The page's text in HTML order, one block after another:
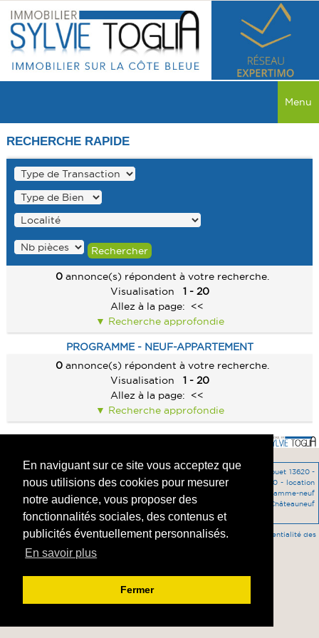
En naviguant sur ce site vous acceptez que
nous utilisions des cookies pour mesurer
notre audience, vous proposer des
fonctionnalités sociales, des contenus et
publicités éventuellement personnalisés.
En savoir plus
Fermer
Menu
ACCUEIL
VENTES
TOUTES LES VENTES
MAISON
APPARTEMENT
COMMERCE
LOCATIONS
MAISON
APPARTEMENT
MAISON
RECHERCHER
VENDRE UN BIEN
CONTACT
RECHERCHE RAPIDE
0 annonce(s) répondent à votre recherche.
Visualisation
1 - 20
Allez à la page: <<
Recherche approfondie
PROGRAMME - NEUF-APPARTEMENT
0 annonce(s) répondent à votre recherche.
Visualisation
1 - 20
Allez à la page: <<
Recherche approfondie
vente Maison Rocquebrune-sur-Argens 83380 -location Maison Carry-le-Rouet 13620 -
vente Terrain ENSUES LA REDONNE -vente Terrain Aix en Provence 13100 - location
Appartement 13180 -
vente Maison St Mitre les Remparts 13920 -
programme-neuf
Appartement Carry-le-Rouet 13620 -vente Maison c 13220 -
vente Maison Châteauneuf
les Martigues la Mède -programme-neuf Appartement Istres 13800 -
Accès agent - Mentions légales-HONORAIRES DE L'AGENCE
Confidentialité des